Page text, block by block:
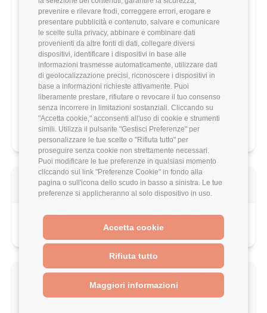
prevenire e rilevare frodi, correggere errori, erogare e
presentare pubblicità e contenuto, salvare e comunicare
le scelte sulla privacy, abbinare e combinare dati
provenienti da altre fonti di dati, collegare diversi
dispositivi, identificare i dispositivi in base alle
informazioni trasmesse automaticamente, utilizzare dati
di geolocalizzazione precisi, riconoscere i dispositivi in
base a informazioni richieste attivamente. Puoi
liberamente prestare, rifiutare o revocare il tuo consenso
senza incorrere in limitazioni sostanziali. Cliccando su
"Accetta cookie," acconsenti all'uso di cookie e strumenti
simili. Utilizza il pulsante "Gestisci Preferenze" per
personalizzare le tue scelte o "Rifiuta tutto" per
proseguire senza cookie non strettamente necessari.
Puoi modificare le tue preferenze in qualsiasi momento
cliccando sul link "Preferenze Cookie" in fondo alla
pagina o sull'icona dello scudo in basso a sinistra. Le tue
preferenze si applicheranno al solo dispositivo in uso.
Accetta cookie
Rifiuta tutto
Maggiori informazioni
Vuoi comparare il tuo
stipendio?
Scopri come il tuo stipendio si posiziona
rispetto al mercato con analisi
dettagliate per ruolo, esperienza e
località.
Vai al comparatore completo
Recensione
"Impianti vecchi e da integrare i vari stabilimenti "
Valutazione complessiva Victoria Plc di
questo utente